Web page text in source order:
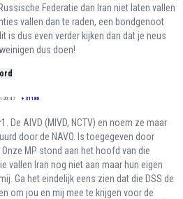
Federatie dan Iran niet laten vallen
vallen dan te raden, een bondgenoot
is dus even verder kijken dan dat je neus
dus doen!
20:47 + 31180
De AIVD (MIVD, NCTV) en noem ze maar
door de NAVO. Is toegegeven door
MP stond aan het hoofd van die
vallen Iran nog niet aan maar hun eigen
Ga het eindelijk eens zien dat die DSS de
om jou en mij mee te krijgen voor de